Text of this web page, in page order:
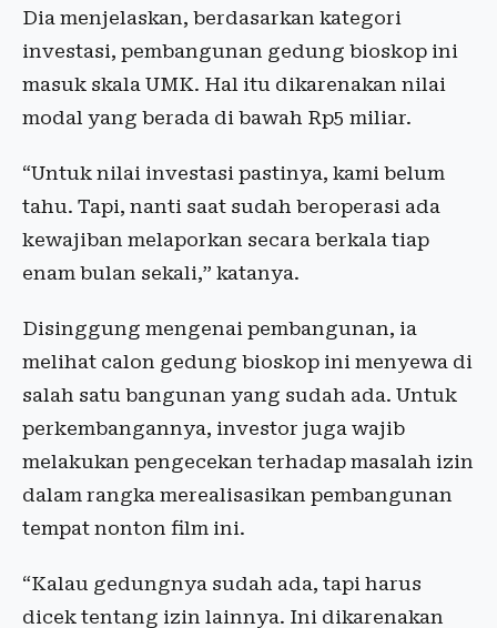
Dia menjelaskan, berdasarkan kategori
investasi, pembangunan gedung bioskop ini
masuk skala UMK. Hal itu dikarenakan nilai
modal yang berada di bawah Rp5 miliar.
“Untuk nilai investasi pastinya, kami belum
tahu. Tapi, nanti saat sudah beroperasi ada
kewajiban melaporkan secara berkala tiap
enam bulan sekali,” katanya.
Disinggung mengenai pembangunan, ia
melihat calon gedung bioskop ini menyewa di
salah satu bangunan yang sudah ada. Untuk
perkembangannya, investor juga wajib
melakukan pengecekan terhadap masalah izin
dalam rangka merealisasikan pembangunan
tempat nonton film ini.
“Kalau gedungnya sudah ada, tapi harus
dicek tentang izin lainnya. Ini dikarenakan